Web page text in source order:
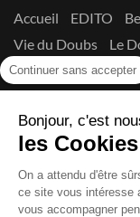
Continuer sans accepter
Bonjour, c'est
les
On a attendu d'être
ce site vous intéresse
vous accompagner
Accueil EDITO
Vie du Doubs
Le
Contactez-nous !
Suivez-nous sur